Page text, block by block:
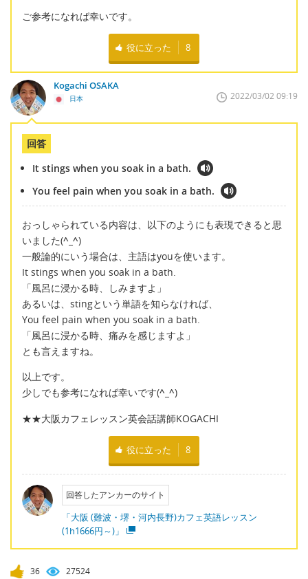
ご参考になれば幸いです。
役に立った 8
Kogachi OSAKA
日本 2022/03/02 09:19
回答
It stings when you soak in a bath.
You feel pain when you soak in a bath.
おっしゃられている内容は、以下のようにも表現できると思
いました(^_^)
一般論的にいう場合は、主語はyouを使います。
It stings when you soak in a bath.
「風呂に浸かる時、しみますよ」
あるいは、stingという単語を知らなければ、
You feel pain when you soak in a bath.
「風呂に浸かる時、痛みを感じますよ」
とも言えますね。
以上です。
少しでも参考になれば幸いです(^_^)
★★大阪カフェレッスン英会話講師KOGACHI
役に立った 8
回答したアンカーのサイト
「大阪 (難波・堺・河内長野)カフェ英語レッスン
(1h1666円～)」
36 27524